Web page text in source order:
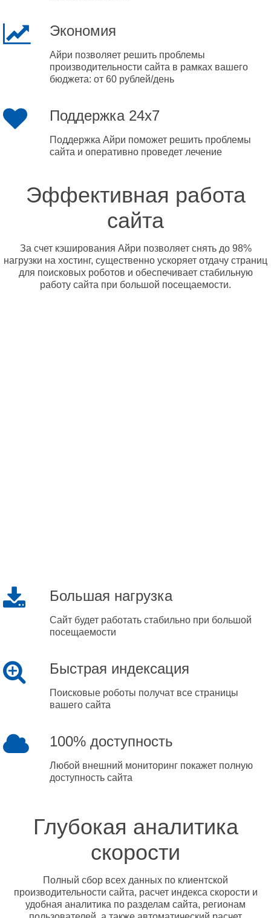
Экономия
Айри позволяет решить проблемы
производительности сайта в рамках вашего
бюджета: от 60 рублей/день
Поддержка 24x7
Поддержка Айри поможет решить проблемы
сайта и оперативно проведет лечение
Эффективная работа
сайта
За счет кэширования Айри позволяет снять до 98%
нагрузки на хостинг, существенно ускоряет отдачу страниц
для поисковых роботов и обеспечивает стабильную
работу сайта при большой посещаемости.
Большая нагрузка
Сайт будет работать стабильно при большой
посещаемости
Быстрая индексация
Поисковые роботы получат все страницы
вашего сайта
100% доступность
Любой внешний мониторинг покажет полную
доступность сайта
Глубокая аналитика
скорости
Полный сбор всех данных по клиентской
производительности сайта, расчет индекса скорости и
удобная аналитика по разделам сайта, регионам